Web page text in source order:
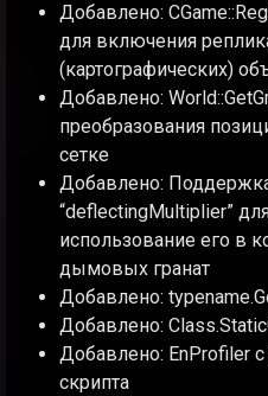
Добавлено:
для включения
(картографических)
Добавлено:
преобразования
сетке
Добавлено:
“deflectingMultiplier”
использование его в
дымовых гранат
Добавлено:
Добавлено:
Добавлено: EnProfiler
скрипта